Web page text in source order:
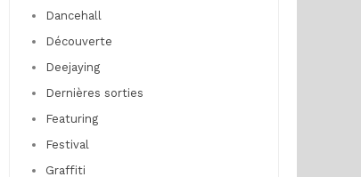
Dancehall
Découverte
Deejaying
Dernières sorties
Featuring
Festival
Graffiti